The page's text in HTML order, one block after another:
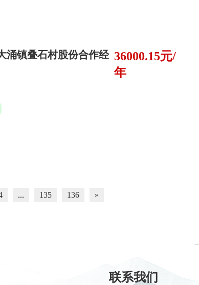
涌镇叠石村股份合作经 36000.15元/
年
... 135 136 »
联系我们